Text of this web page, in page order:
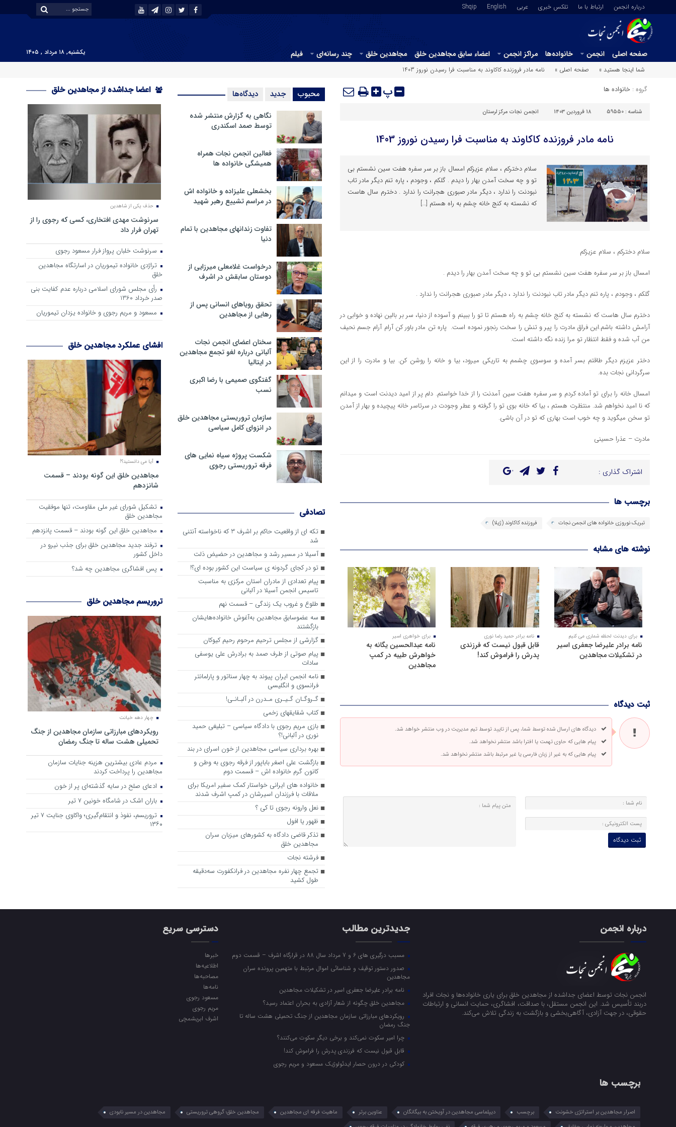
درباره انجمن ارتباط با ما تلکس خبری عربي English
Shqip
صفحه اصلی انجمن خانواده‌ها مراکز انجمن اعضاء سابق مجاهدین خلق مجاهدین خلق چند رسانه‌ای فیلم
یکشنبه, ۱۸ مرداد , ۱۴۰۵
شما اینجا هستید »
صفحه اصلی » نامه مادر فروزنده کاکاوند به مناسبت فرا رسیدن نوروز 1403
گروه : خانواده ها پ
شناسه : 59550 18 فروردین 1403 انجمن نجات مرکز لرستان
نامه مادر فروزنده کاکاوند به مناسبت فرا رسیدن نوروز 1403
سلام دخترکم ، سلام عزیزکم امسال باز بر سر سفره هفت سین نشستم بی
تو و چه سخت آمدن بهار را دیدم . گلکم ، وجودم ، پاره تنم دیگر مادر تاب
نبودنت را ندارد ، دیگر مادر صبوری هجرانت را ندارد . دخترم سال هاست
که نشسته به کنج خانه چشم به راه هستم […]
سلام دخترکم ، سلام عزیزکم
امسال باز بر سر سفره هفت سین نشستم بی تو و چه سخت آمدن بهار را دیدم .
گلکم ، وجودم ، پاره تنم دیگر مادر تاب نبودنت را ندارد ، دیگر مادر صبوری هجرانت را ندارد .
دخترم سال هاست که نشسته به کنج خانه چشم به راه هستم تا تو را ببینم و آسوده از دنیا، سر بر بالین نهاده و خوابی در
آرامش داشته باشم.این فراق مادرت را پیر و تنش را سخت رنجور نموده است. پاره تن مادر باور کن آرام آرام جسم نحیف
من آب شده و فقط انتظار تو مرا زنده نگه داشته است.
دختر عزیزم دیگر طاقتم بسر آمده و سوسوی چشمم به تاریکی میرود، بیا و خانه را روشن کن. بیا و مادرت را از این
سرگردانی نجات بده.
امسال خانه را برای تو آماده کردم و سر سفره هفت سین آمدنت را از خدا خواستم. دلم پر از امید دیدنت است و میدانم
که نا امید نخواهم شد. منتظرت هستم ، بیا که خانه بوی تو را گرفته و عطر وجودت در سرتاسر خانه پیچیده و بهار از آمدن
تو سخن میگوید و چه خوب است بهاری که تو در آن باشی.
مادرت – عذرا حسینی
اشتراک گذاری :
برچسب ها
تبریک نوروزی خانواده های انجمن نجات فروزنده کاکاوند (ژیلا)
نوشته های مشابه
برای دیدنت لحظه شماری می کنیم
نامه برادر علیرضا جعفری اسیر
در تشکیلات مجاهدین
نامه برادر حمید رضا نوری
قابل قبول نیست که فرزندی
پدرش را فراموش کند!
برای خواهری اسیر
نامه عبدالحسین یگانه به
خواهرش طیبه در کمپ
مجاهدین
ثبت دیدگاه
دیدگاه های ارسال شده توسط شما، پس از تایید توسط تیم مدیریت در وب منتشر خواهد شد.
پیام هایی که حاوی تهمت یا افترا باشد منتشر نخواهد شد.
پیام هایی که به غیر از زبان فارسی یا غیر مرتبط باشد منتشر نخواهد شد.
محبوب جدید دیدگاه‌ها
نگاهی به گزارش منتشر شده
توسط صمد اسکندری
فعالین انجمن نجات همراه
همیشگی خانواده ها
بخشعلی علیزاده و خانواده اش
در مراسم تشییع رهبر شهید
تفاوت زندانهای مجاهدین با تمام
دنیا
درخواست غلامعلی میرزایی از
دوستان سابقش در اشرف
تحقق رویاهای انسانی پس از
رهایی از مجاهدین
سخنان اعضای انجمن نجات
آلبانی درباره لغو تجمع مجاهدین
در ایتالیا
گفتگوی صمیمی با رضا اکبری
نسب
سازمان تروریستی مجاهدین خلق
در انزوای کامل سیاسی
شکست پروژه سیاه نمایی های
فرقه تروریستی رجوی
تصادفی
تکه ای از واقعیت حاکم بر اشرف 3 که ناخواسته آنتنی
شد
آسیلا در مسیر رشد و مجاهدین در حضیض ذلت
تو در کجای گردونه ی سیاست این کشور بوده ای؟!
پیام تعدادی از مادران استان مرکزی به مناسبت
تاسیس انجمن آسیلا در آلبانی
طلوع و غروب یک زندگی – قسمت نهم
سه عضوسابق مجاهدین به‌آغوش خانواده‌هایشان
بازگشتند
گزارشی از مجلس ترحیم مرحوم رحیم کیوکان
پیام صوتی از طرف صمد به برادرش علی یوسفی
سادات
نامه انجمن ایران پیوند به چهار سناتور و پارلمانتر
فرانسوی و انگلیسی
گـروگـان گـیـری مـدرن در آلبـانـی!
کتاب شقایقهای زخمی
بازی مریم رجوی با دادگاه سیاسی – تبلیغی حمید
نوری در آلبانی!؟
بهره برداری سیاسی مجاهدین از خون اسرای در بند
بازگشت علی اصغر باباپور از فرقه رجوی به وطن و
کانون گرم خانواده اش – قسمت دوم
خانواده های ایرانی خواستار کمک سفیر امریکا برای
ملاقات با فرزندان اسیرشان در کمپ اشرف شدند
نعل وارونه رجوی تا کی ؟
ظهور یا افول
تذکر قاضی دادگاه به کشورهای میزبان سران
مجاهدین خلق
فرشته نجات
تجمع چهار نفره مجاهدین در فرانکفورت سه‌دقیقه
طول کشید
اعضا جداشده از مجاهدین خلق
حذف یکی از شاهدین
سرنوشت مهدی افتخاری، کسی که رجوی را از
تهران فرار داد
سرنوشت خلبان پرواز فرار مسعود رجوی
تراژدی خانواده تیموریان در اسارتگاه مجاهدین
خلق
رأی مجلس شورای اسلامی درباره عدم كفایت بنی
صدر خرداد 1360
مسعود و مریم رجوی و خانواده یزدان تیموریان
افشای عملکرد مجاهدین خلق
آیا می دانستید؟!
مجاهدین خلق این گونه بودند – قسمت
شانزدهم
تشکیل شورای غیر ملی مقاومت، تنها موفقیت
مجاهدین خلق
مجاهدین خلق این گونه بودند – قسمت پانزدهم
ترفند جدید مجاهدین خلق برای جذب نیرو در
داخل کشور
پس افشاگری مجاهدین چه شد؟
تروریسم مجاهدین خلق
چهار دهه خیانت
رویکرد‌های مبارزاتی سازمان مجاهدین از جنگ
تحمیلی هشت ساله تا جنگ رمضان
مردم عادی بیشترین هزینه جنایات سازمان
مجاهدین را پرداخت کردند
ادعای صلح در سایه گذشته‌ای پر از خون
باران اشک در شامگاه خونین 7 تیر
تروریسم، نفوذ و انتقام‌گیری؛ واکاوی جنایت ۷ تیر
۱۳۶۰
درباره انجمن
انجمن نجات توسط اعضای جداشده از مجاهدین خلق برای یاری خانواده‌ها و نجات افراد
دربند تأسیس شد. این انجمن مستقل، با صداقت، افشاگری، حمایت انسانی و ارتباطات
حقوقی، در جهت آزادی، آگاهی‌بخشی و بازگشت به زندگی تلاش می‌کند.
جدیدترین مطالب
مسبب درگیری های 6 و 7 مرداد سال 88 در قرارگاه اشرف – قسمت دوم
صدور دستور توقیف و شناسائی اموال مرتبط با متهمین پرونده سران
مجاهدین
نامه برادر علیرضا جعفری اسیر در تشکیلات مجاهدین
مجاهدین خلق چگونه از شعار آزادی به بحران اعتماد رسید؟
رویکرد‌های مبارزاتی سازمان مجاهدین از جنگ تحمیلی هشت ساله تا
جنگ رمضان
چرا امیر سکوت نمی‌کند و برخی دیگر سکوت می‌کنند؟
قابل قبول نیست که فرزندی پدرش را فراموش کند!
کودکی در درون حصار ایدئولوژیک مسعود و مریم رجوی
دسترسی سریع
خبرها
اطلاعیه‌ها
مصاحبه‌ها
نامه‌ها
مسعود رجوی
مریم رجوی
اشرف ابریشمچی
برچسب ها
اصرار مجاهدین بر استراتژی خشونت برچسب دیپلماسی مجاهدین در آویختن به بیگانگان عناوین برتر ماهیت فرقه ای مجاهدین مجاهدین خلق؛ گروهی تروریستی
مجاهدین در مسیر نابودی